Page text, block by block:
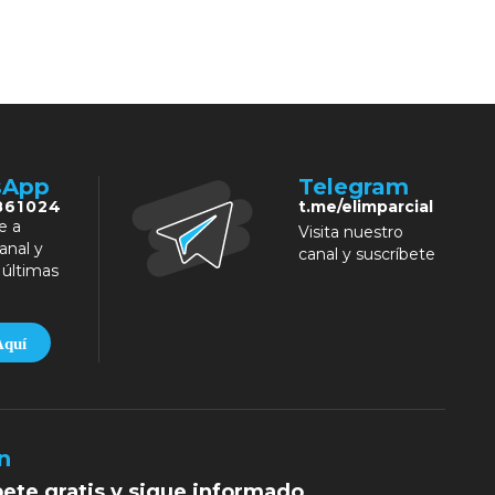
a
y
últimas
Telegram
t.me/elimparcial
Visita nuestro
canal y suscríbete